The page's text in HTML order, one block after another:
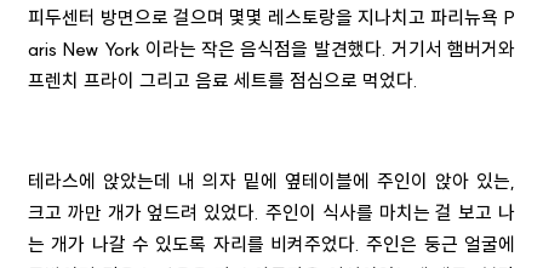
피두센터 방면으로 걸으며 몇몇 레스토랑을 지나치고 파리뉴욕 P
aris New York 이라는 작은 음식점을 발견했다. 거기서 햄버거와
프렌치 프라이 그리고 음료 세트를 점심으로 먹었다.
테라스에 앉았는데 내 의자 밑에 옆테이블에 주인이 앉아 있는,
크고 까만 개가 엎드려 있었다. 주인이 식사를 마치는 걸 보고 나
는 개가 나갈 수 있도록 자리를 비켜주었다. 주인은 둥근 얼굴에